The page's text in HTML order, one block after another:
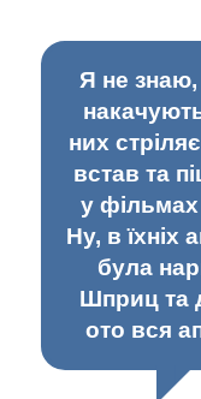
Я не знаю,
них
встав та
у фільмах
Ну, в їхніх
була
Шприц та
ото вся